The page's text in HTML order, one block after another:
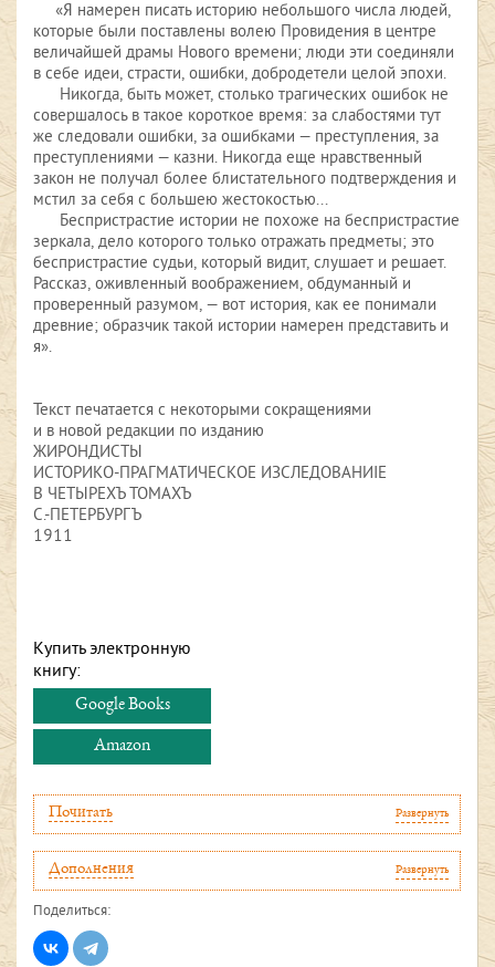
«Я намерен писать историю небольшого числа людей,
которые были поставлены волею Провидения в центре
величайшей драмы Нового времени; люди эти соединяли
в себе идеи, страсти, ошибки, добродетели целой эпохи.
Никогда, быть может, столько трагических ошибок не
совершалось в такое короткое время: за слабостями тут
же следовали ошибки, за ошибками — преступления, за
преступлениями — казни. Никогда еще нравственный
закон не получал более блистательного подтверждения и
мстил за себя с большею жестокостью...
Беспристрастие истории не похоже на беспристрастие
зеркала, дело которого только отражать предметы; это
беспристрастие судьи, который видит, слушает и решает.
Рассказ, оживленный воображением, обдуманный и
проверенный разумом, — вот история, как ее понимали
древние; образчик такой истории намерен представить и
я».
Текст печатается с некоторыми сокращениями
и в новой редакции по изданию
ЖИРОНДИСТЫ
ИСТОРИКО-ПРАГМАТИЧЕСКОЕ ИЗСЛЕДОВАНИIЕ
В ЧЕТЫРЕХЪ ТОМАХЪ
С.-ПЕТЕРБУРГЪ
1911
Купить электронную
книгу:
Google Books
Amazon
Почитать Развернуть
Дополнения Развернуть
Поделиться: